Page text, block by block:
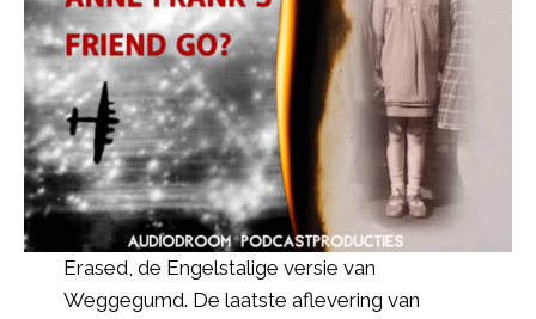
Erased, de Engelstalige versie van
Weggegumd. De laatste aflevering van